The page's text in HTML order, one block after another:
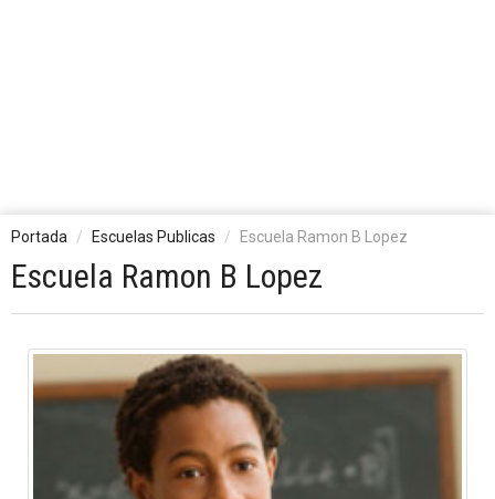
Portada Escuelas Publicas Escuela Ramon B Lopez
Escuela Ramon B Lopez